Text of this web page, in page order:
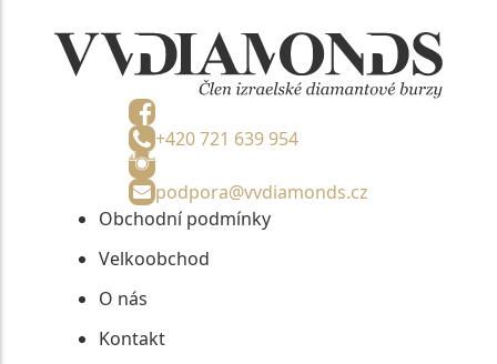
+420 721 639 954
podpora@vvdiamonds.cz
Obchodní podmínky
Velkoobchod
O nás
Kontakt